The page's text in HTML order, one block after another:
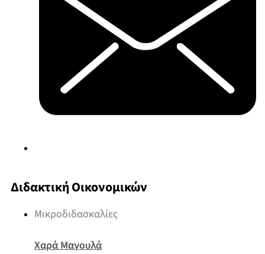
Διδακτική Οικονομικών
Μικροδιδασκαλίες
Χαρά Μαγουλά